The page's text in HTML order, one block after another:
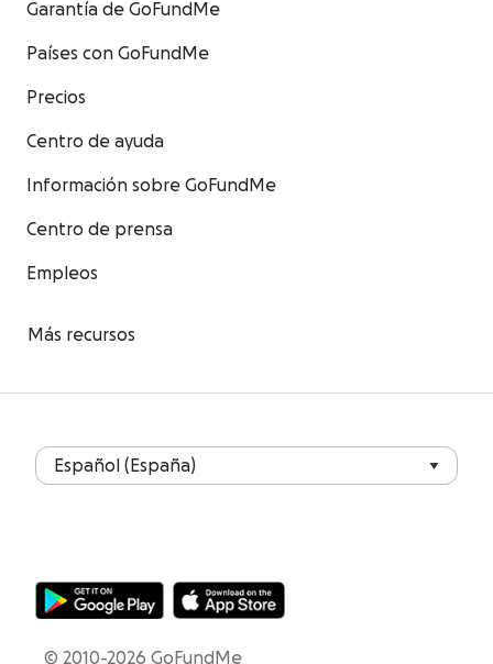
Garantía de GoFundMe
Países con GoFundMe
Precios
Centro de ayuda
Información sobre GoFundMe
Centro de prensa
Empleos
Más recursos
© 2010-2026 GoFundMe